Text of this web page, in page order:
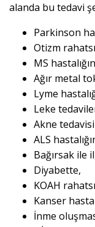
alanda bu tedavi
Parkinson
Otizm
MS
Ağır metal
Lyme
Leke
Akne
ALS
Bağırsak ile
Diyabette,
KOAH
Kanser
İnme